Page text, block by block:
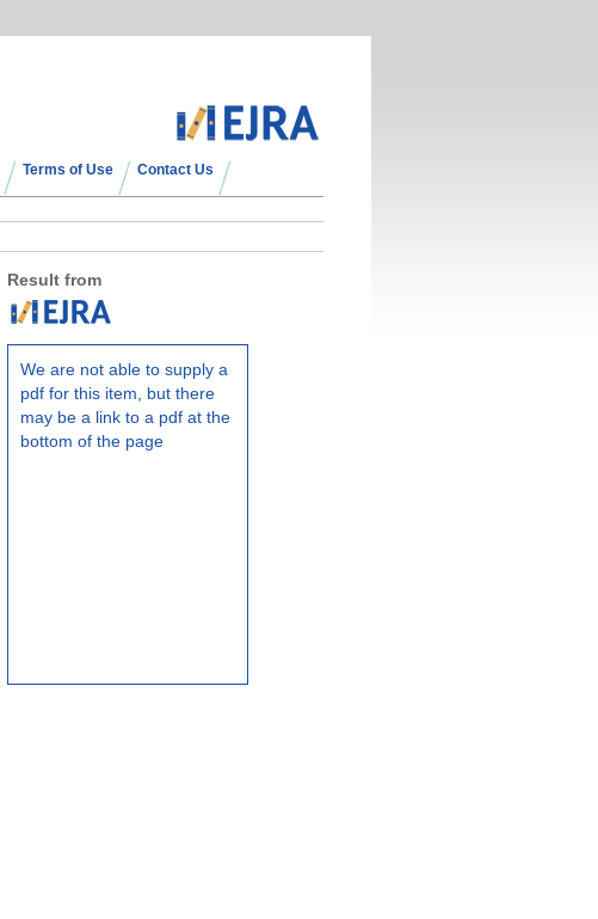
Terms of Use Contact Us
Result from
We are not able to supply a
pdf for this item, but there
may be a link to a pdf at the
bottom of the page